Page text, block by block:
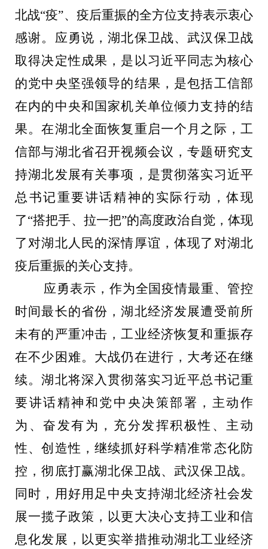
北战“疫”、疫后重振的全方位支持表示衷心
感谢。应勇说，湖北保卫战、武汉保卫战
取得决定性成果，是以习近平同志为核心
的党中央坚强领导的结果，是包括工信部
在内的中央和国家机关单位倾力支持的结
果。在湖北全面恢复重启一个月之际，工
信部与湖北省召开视频会议，专题研究支
持湖北发展有关事项，是贯彻落实习近平
总书记重要讲话精神的实际行动，体现
了“搭把手、拉一把”的高度政治自觉，体现
了对湖北人民的深情厚谊，体现了对湖北
疫后重振的关心支持。
应勇表示，作为全国疫情最重、管控
时间最长的省份，湖北经济发展遭受前所
未有的严重冲击，工业经济恢复和重振存
在不少困难。大战仍在进行，大考还在继
续。湖北将深入贯彻落实习近平总书记重
要讲话精神和党中央决策部署，主动作
为、奋发有为，充分发挥积极性、主动
性、创造性，继续抓好科学精准常态化防
控，彻底打赢湖北保卫战、武汉保卫战。
同时，用好用足中央支持湖北经济社会发
展一揽子政策，以更大决心支持工业和信
息化发展，以更实举措推动湖北工业经济